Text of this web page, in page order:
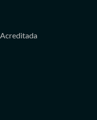
Acreditada